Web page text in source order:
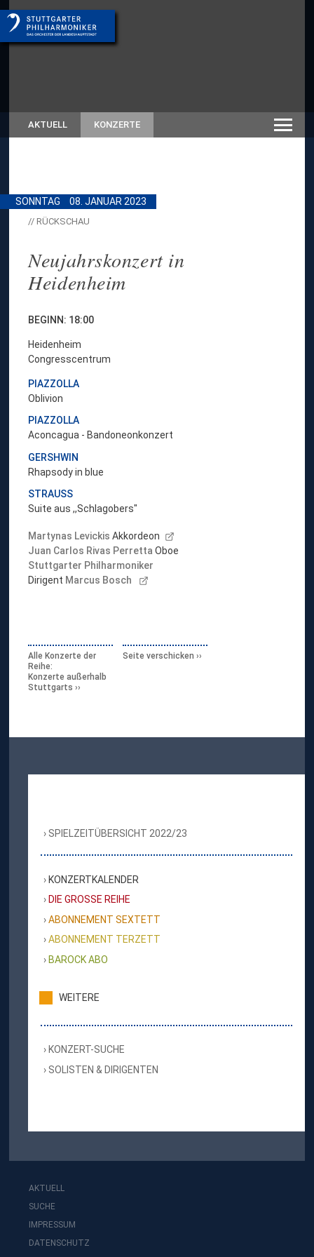
AKTUELL KONZERTE
SONNTAG 08. JANUAR 2023
// RÜCKSCHAU
Neujahrskonzert in
Heidenheim
BEGINN: 18:00
Heidenheim
Congresscentrum
PIAZZOLLA
Oblivion
PIAZZOLLA
Aconcagua - Bandoneonkonzert
GERSHWIN
Rhapsody in blue
STRAUSS
Suite aus ,,Schlagobers"
Martynas LevickisAkkordeon
Juan Carlos Rivas Perretta Oboe
Stuttgarter Philharmoniker
Dirigent Marcus Bosch
Alle Konzerte der
Reihe:
Konzerte außerhalb
Stuttgarts
Seite verschicken
SPIELZEITÜBERSICHT 2022/23
KONZERTKALENDER
DIE GROSSE REIHE
ABONNEMENT SEXTETT
ABONNEMENT TERZETT
BAROCK ABO
WEITERE
KONZERT-SUCHE
SOLISTEN & DIRIGENTEN
AKTUELL
SUCHE
IMPRESSUM
DATENSCHUTZ